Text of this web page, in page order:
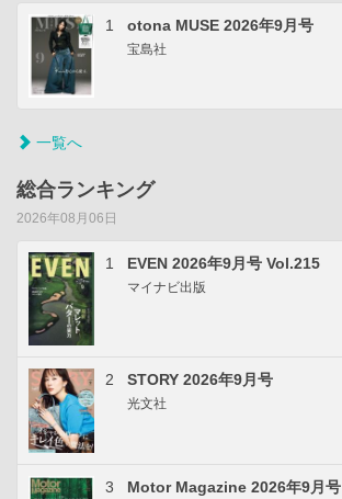
1 otona MUSE 2026年9月号
宝島社
一覧へ
総合ランキング
2026年08月06日
1 EVEN 2026年9月号 Vol.215
マイナビ出版
2 STORY 2026年9月号
光文社
3 Motor Magazine 2026年9月号